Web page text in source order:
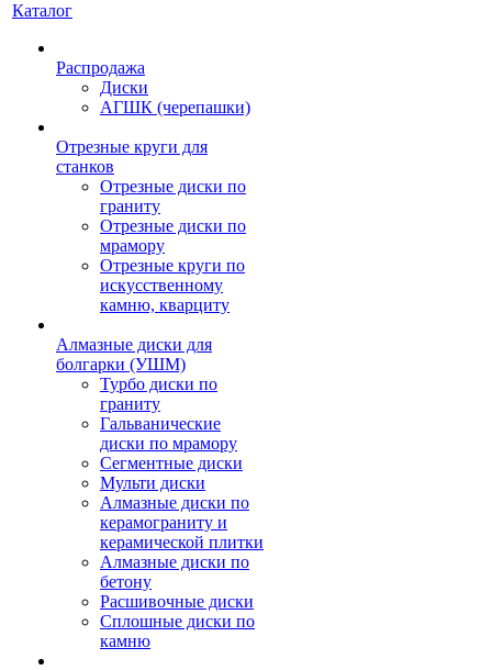
Каталог
Распродажа
Диски
АГШК (черепашки)
Отрезные круги для
станков
Отрезные диски по
граниту
Отрезные диски по
мрамору
Отрезные круги по
искусственному
камню, кварциту
Алмазные диски для
болгарки (УШМ)
Турбо диски по
граниту
Гальванические
диски по мрамору
Сегментные диски
Мульти диски
Алмазные диски по
керамограниту и
керамической плитки
Алмазные диски по
бетону
Расшивочные диски
Сплошные диски по
камню